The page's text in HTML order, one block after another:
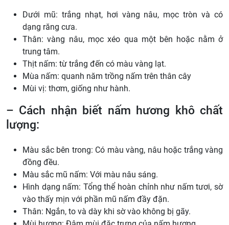
Dưới mũ: trắng nhạt, hơi vàng nâu, mọc tròn và có
dạng răng cưa.
Thân: vàng nâu, mọc xéo qua một bên hoặc nằm ở
trung tâm.
Thịt nấm: từ trắng đến có màu vàng lạt.
Mùa nấm: quanh năm trồng nấm trên thân cây
Mùi vị: thơm, giống như hành.
– Cách nhận biết nấm hương khô chất
lượng:
Màu sắc bên trong: Có màu vàng, nâu hoặc trắng vàng
đồng đều.
Màu sắc mũ nấm: Với màu nâu sáng.
Hình dạng nấm: Tổng thể hoàn chỉnh như nấm tươi, sờ
vào thấy mịn với phần mũ nấm đầy đặn.
Thân: Ngắn, to và dày khi sờ vào không bị gãy.